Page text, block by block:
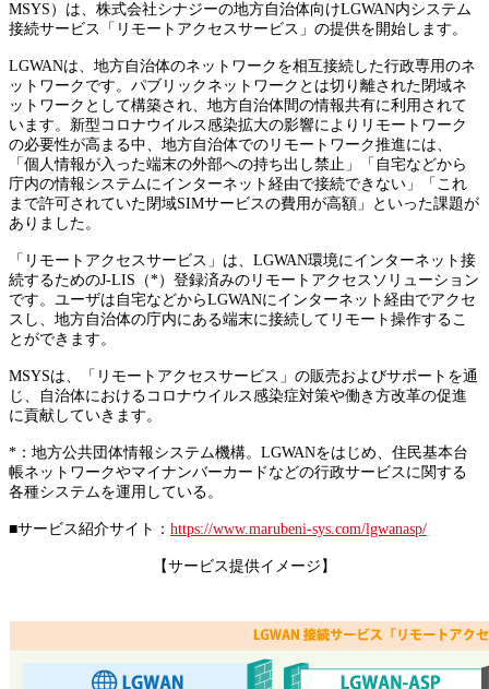
MSYS）は、株式会社シナジーの地方自治体向けLGWAN内システム
接続サービス「リモートアクセスサービス」の提供を開始します。
LGWANは、地方自治体のネットワークを相互接続した行政専用のネ
ットワークです。パブリックネットワークとは切り離された閉域ネ
ットワークとして構築され、地方自治体間の情報共有に利用されて
います。新型コロナウイルス感染拡大の影響によりリモートワーク
の必要性が高まる中、地方自治体でのリモートワーク推進には、
「個人情報が入った端末の外部への持ち出し禁止」「自宅などから
庁内の情報システムにインターネット経由で接続できない」「これ
まで許可されていた閉域SIMサービスの費用が高額」といった課題が
ありました。
「リモートアクセスサービス」は、LGWAN環境にインターネット接
続するためのJ-LIS（*）登録済みのリモートアクセスソリューション
です。ユーザは自宅などからLGWANにインターネット経由でアクセ
スし、地方自治体の庁内にある端末に接続してリモート操作するこ
とができます。
MSYSは、「リモートアクセスサービス」の販売およびサポートを通
じ、自治体におけるコロナウイルス感染症対策や働き方改革の促進
に貢献していきます。
*：地方公共団体情報システム機構。LGWANをはじめ、住民基本台
帳ネットワークやマイナンバーカードなどの行政サービスに関する
各種システムを運用している。
■サービス紹介サイト： https://www.marubeni-sys.com/lgwanasp/
【サービス提供イメージ】